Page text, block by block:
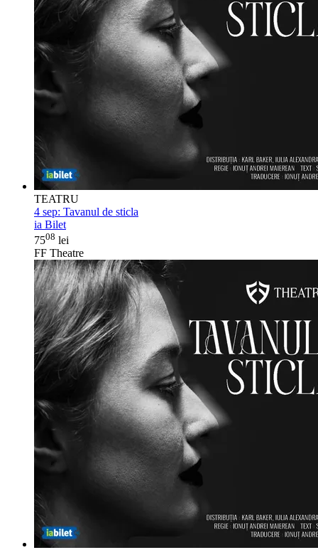
TEATRU
4 sep: Tavanul de sticla
ia Bilet
7508 lei
FF Theatre